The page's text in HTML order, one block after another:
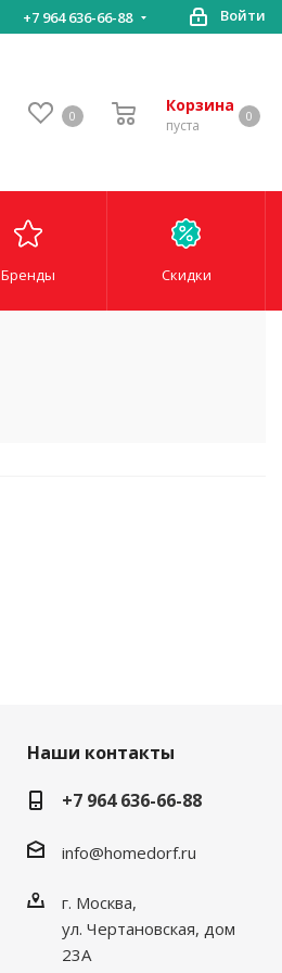
+7 964 636-66-88 Войти
0
Корзина
пуста
0
Бренды Скидки
Наши контакты
+7 964 636-66-88
info@homedorf.ru
г. Москва,
ул. Чертановская, дом
23А